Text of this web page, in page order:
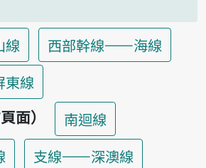
西部幹線——海線
線
面）
南迴線
支線——深澳線